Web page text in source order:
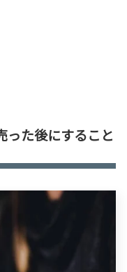
った後にすること